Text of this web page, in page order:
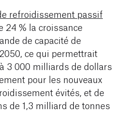
refroidissement passif
24 % la croissance
de capacité de
ce qui permettrait
3 000 milliards de dollars
pour les nouveaux
évités, et de
de 1,3 milliard de tonnes